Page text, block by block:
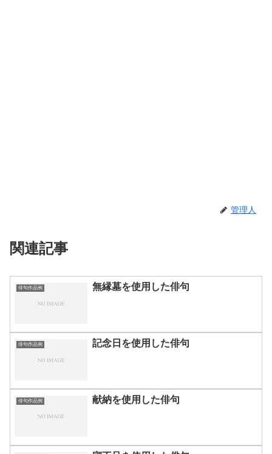
管理人
関連記事
俳句作品例 無縁墓を使用した俳句
俳句作品例 記念日を使用した俳句
俳句作品例 献納を使用した俳句